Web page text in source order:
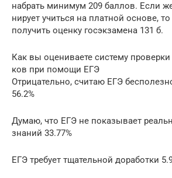
набрать мини­мум 209 бал­лов. Если
ни­ру­ет учить­ся на плат­ной осно­ве,
полу­чить оцен­ку гос­эк­за­ме­на 131 б.
Как вы оце­ни­ва­е­те систе­му
ков при помо­щи ЕГЭ
Отри­ца­тель­но, счи­таю ЕГЭ
56.2%
Думаю, что ЕГЭ не пока­зы­ва­ет
знаний 33.77%
ЕГЭ тре­бу­ет тща­тель­ной доработки